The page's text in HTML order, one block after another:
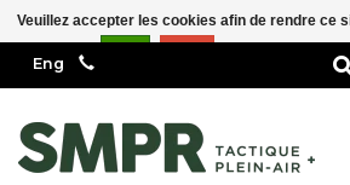
Veuillez accepter les cookies afin de rendre ce
En savoir plus